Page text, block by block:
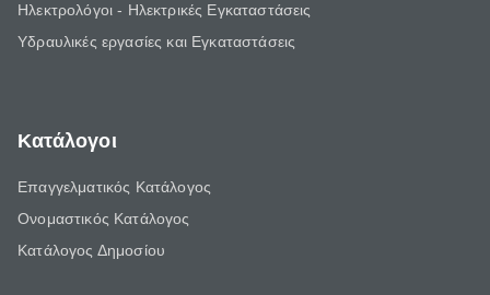
Ηλεκτρολόγοι - Ηλεκτρικές Εγκαταστάσεις
Υδραυλικές εργασίες και Εγκαταστάσεις
Κατάλογοι
Επαγγελματικός Κατάλογος
Ονομαστικός Κατάλογος
Κατάλογος Δημοσίου